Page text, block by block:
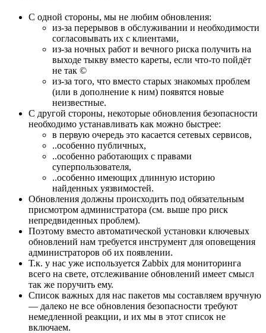
С одной стороны, мы не любим обновления:
из-за перерывов в обслуживании и необходимости
согласовывать их с клиентами,
из-за ночных работ и вечного риска получить на
выходе тыкву вместо кареты, если что-то пойдёт
не так ©
из-за того, что вместо старых знакомых проблем
(или в дополнение к ним) появятся новые
неизвестные.
С другой стороны, некоторые обновления безопасности
необходимо устанавливать как можно быстрее:
в первую очередь это касается сетевых сервисов,
..особенно публичных,
..особенно работающих с правами
суперпользователя,
..особенно имеющих длинную историю
найденных уязвимостей.
Обновления должны происходить под обязательным
присмотром администратора (см. выше про риск
непредвиденных проблем).
Поэтому вместо автоматической установки ключевых
обновлений нам требуется инструмент для оповещения
администраторов об их появлении.
Т.к. у нас уже используется Zabbix для мониторинга
всего на свете, отслеживание обновлений имеет смысл
так же поручить ему.
Список важных для нас пакетов мы составляем вручную
— далеко не все обновления безопасности требуют
немедленной реакции, и их мы в этот список не
включаем.